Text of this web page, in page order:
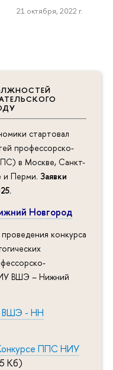
стартовал
профессорско-
в Москве, Санкт-
и Перми. Заявки
.
Новгород
конкурса
ВШЭ – Нижний
ВШЭ - НН
ППС НИУ
Кб)
21 октября, 2022 г.